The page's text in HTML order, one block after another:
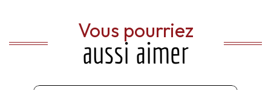
Vous pourriez
aussi aimer